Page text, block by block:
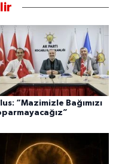
“Mazimizle Bağımızı